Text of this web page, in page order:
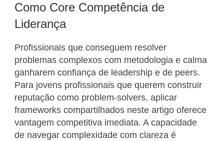
Como Core Competência de
Liderança
Profissionais que conseguem resolver
problemas complexos com metodologia e calma
ganharem confiança de leadership e de peers.
Para jovens profissionais que querem construir
reputação como problem-solvers, aplicar
frameworks compartilhados neste artigo oferece
vantagem competitiva imediata. A capacidade
de navegar complexidade com clareza é